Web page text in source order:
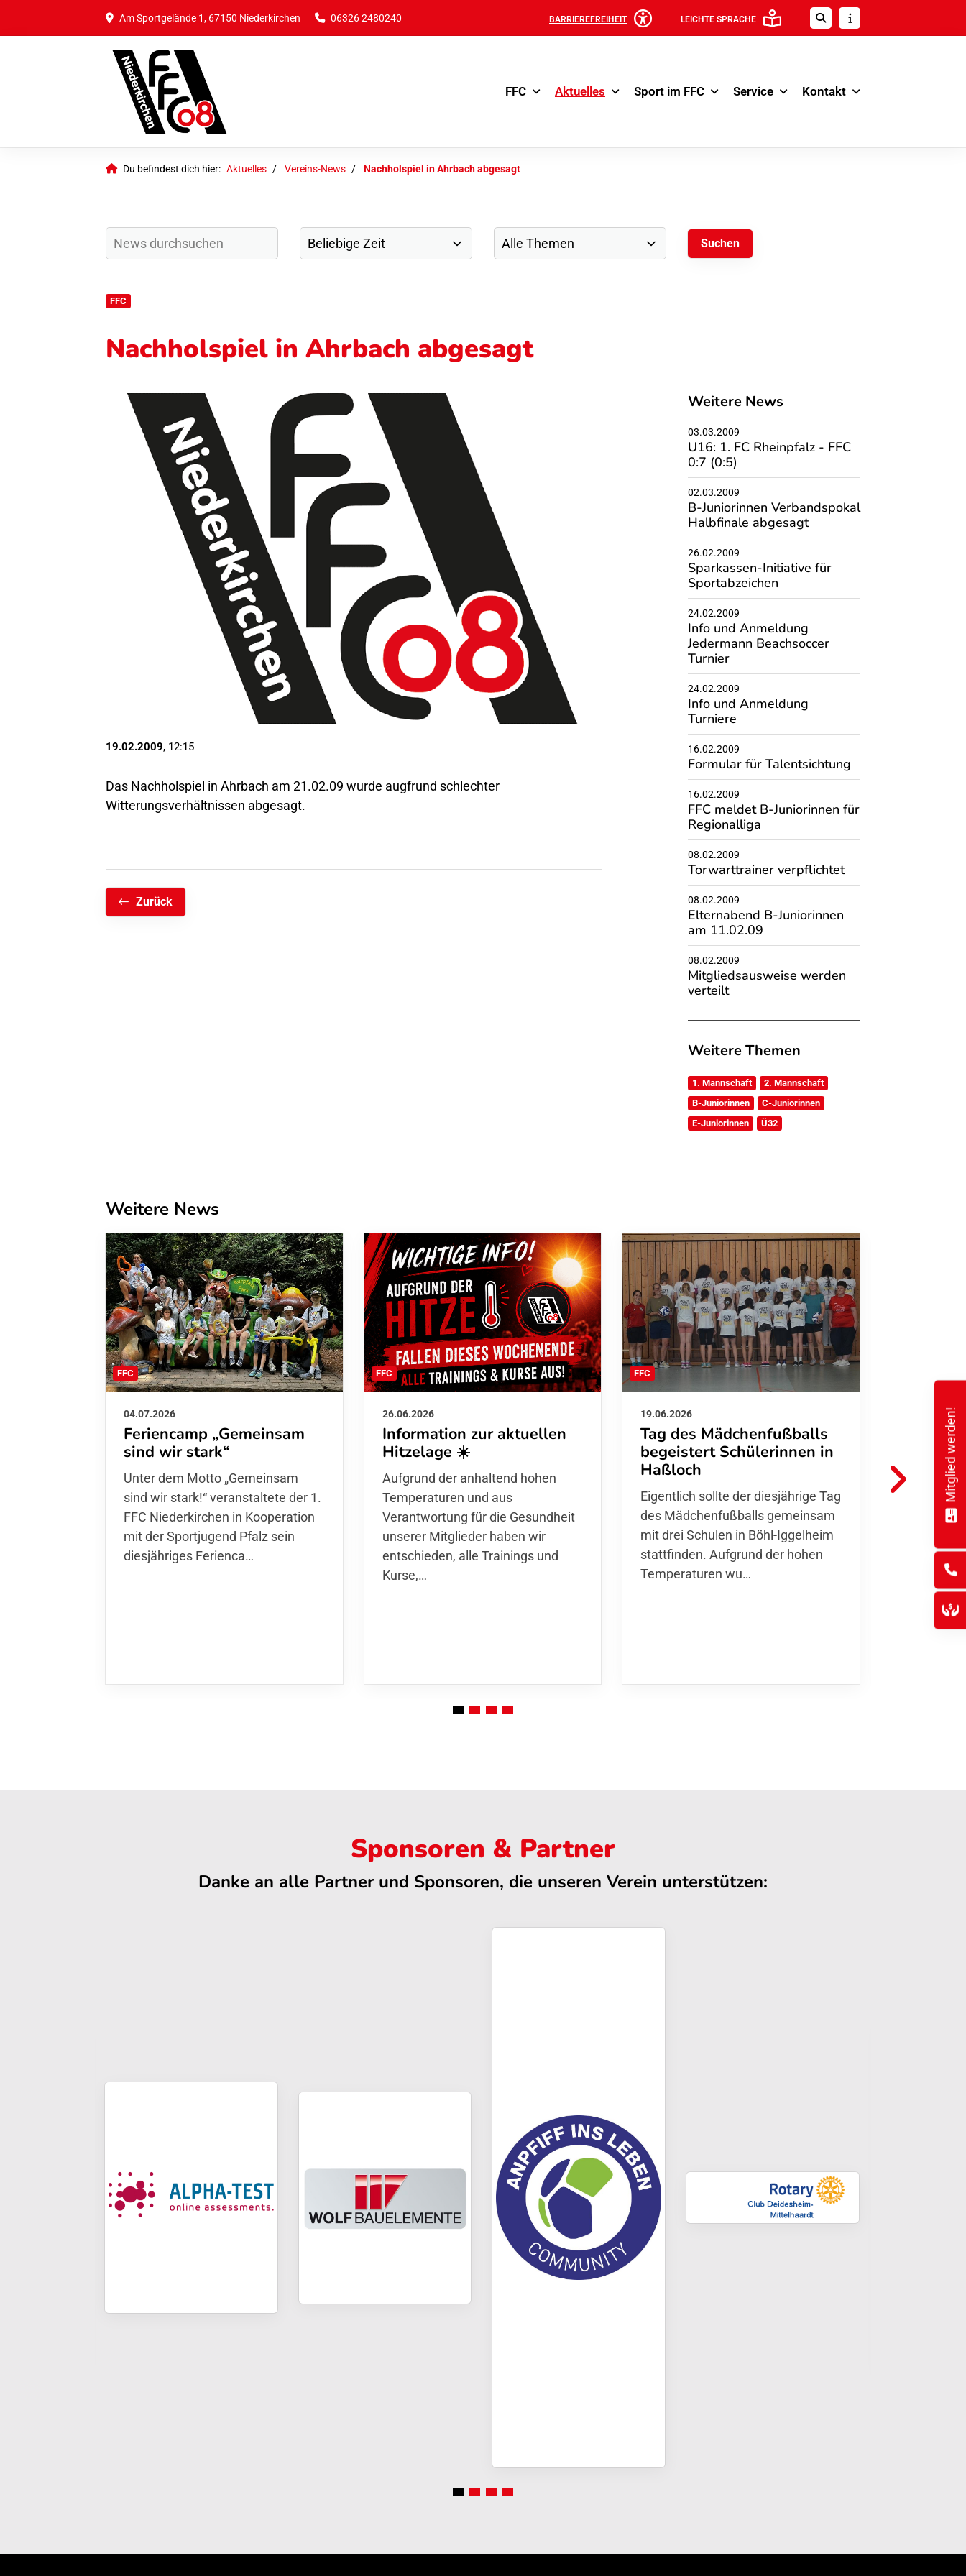
Am Sportgelände 1, 67150 Niederkirchen 06326 2480240 BARRIEREFREIHEIT LEICHTE SPRACHE
FFC Aktuelles Sport im FFC Service Kontakt
Du befindest dich hier: Aktuelles Vereins-News Nachholspiel in Ahrbach abgesagt
FFC
Nachholspiel in Ahrbach abgesagt
19.02.2009, 12:15
Das Nachholspiel in Ahrbach am 21.02.09 wurde augfrund schlechter
Witterungsverhältnissen abgesagt.
Zurück
Weitere News
03.03.2009
U16: 1. FC Rheinpfalz - FFC
0:7 (0:5)
02.03.2009
B-Juniorinnen Verbandspokal
Halbfinale abgesagt
26.02.2009
Sparkassen-Initiative für
Sportabzeichen
24.02.2009
Info und Anmeldung
Jedermann Beachsoccer
Turnier
24.02.2009
Info und Anmeldung
Turniere
16.02.2009
Formular für Talentsichtung
16.02.2009
FFC meldet B-Juniorinnen für
Regionalliga
08.02.2009
Torwarttrainer verpflichtet
08.02.2009
Elternabend B-Juniorinnen
am 11.02.09
08.02.2009
Mitgliedsausweise werden
verteilt
Weitere Themen
1. Mannschaft
2. Mannschaft
B-Juniorinnen
C-Juniorinnen
E-Juniorinnen
Ü32
Weitere News
FFC
04.07.2026
Feriencamp „Gemeinsam
sind wir stark“
Unter dem Motto „Gemeinsam sind
wir stark!“ veranstaltete der 1. FFC
Niederkirchen in Kooperation mit
der Sportjugend Pfalz sein
diesjähriges Ferienca…
FFC
26.06.2026
Information zur aktuellen
Hitzelage ☀️
Aufgrund der anhaltend hohen
Temperaturen und aus
Verantwortung für die Gesundheit
unserer Mitglieder haben wir
entschieden, alle Trainings und
Kurse,…
FFC
19.06.2026
Tag des Mädchenfußballs
begeistert Schülerinnen in
Haßloch
Eigentlich sollte der diesjährige Tag
des Mädchenfußballs gemeinsam
mit drei Schulen in Böhl-Iggelheim
stattfinden. Aufgrund der hohen
Temperaturen wu…
01.06.2026
Danke
FFC
Hoffmann
Thomas
den
Finnla…
Sponsoren & Partner
Danke an alle Partner und Sponsoren, die unseren Verein unterstützen:
Mitglied werden!